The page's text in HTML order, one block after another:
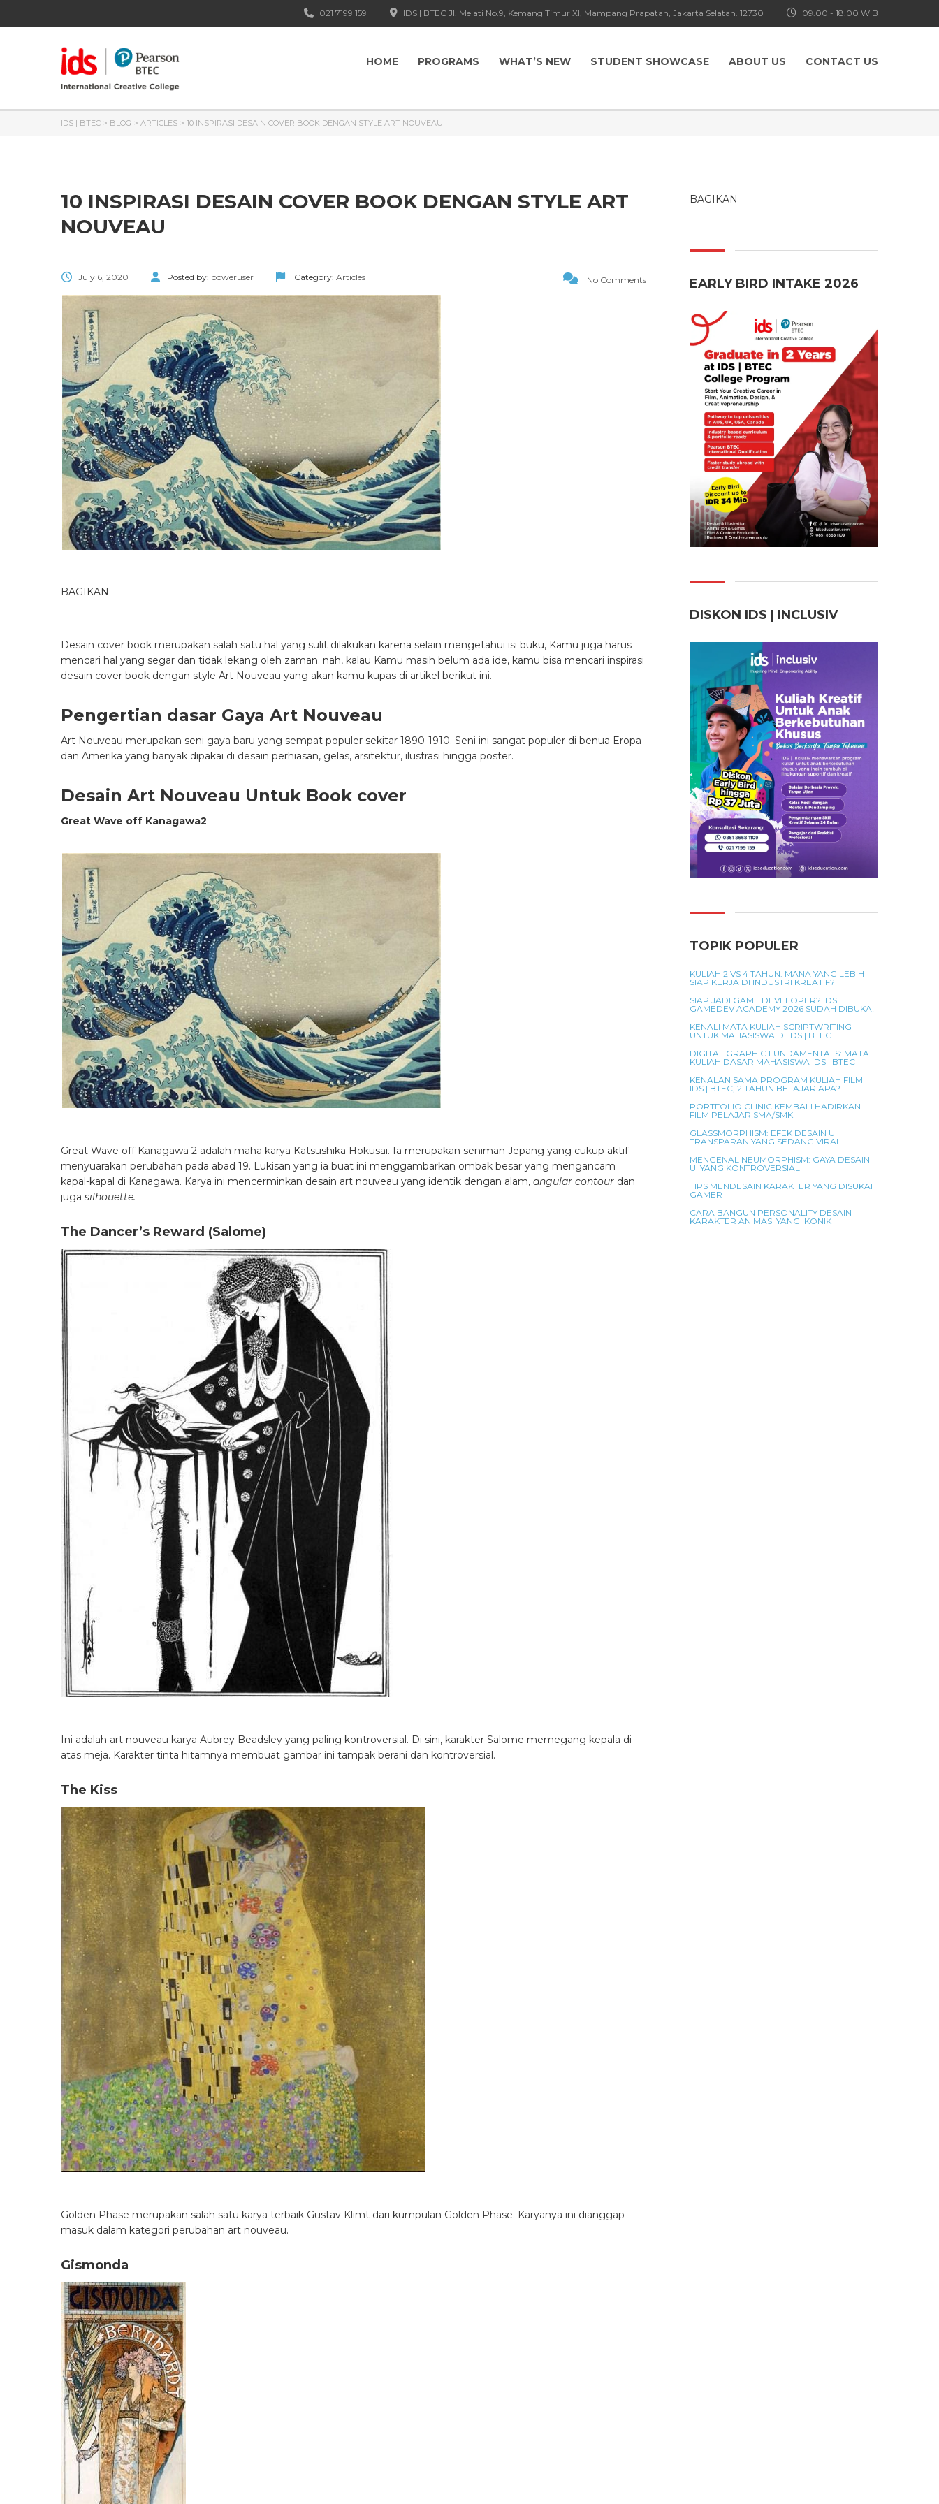
09.00 - 18.00 WIB
IDS | BTEC Jl. Melati No.9, Kemang Timur XI, Mampang Prapatan, Jakarta Selatan. 12730
021 7199 159
HOME PROGRAMS WHAT’S NEW STUDENT SHOWCASE ABOUT US CONTACT US
IDS | BTEC > BLOG > ARTICLES > 10 INSPIRASI DESAIN COVER BOOK DENGAN STYLE ART NOUVEAU
10 INSPIRASI DESAIN COVER BOOK DENGAN STYLE ART
NOUVEAU
July 6, 2020 Posted by: poweruser Category: Articles No Comments
BAGIKAN
Desain cover book merupakan salah satu hal yang sulit dilakukan karena selain mengetahui isi buku, Kamu juga harus
mencari hal yang segar dan tidak lekang oleh zaman. nah, kalau Kamu masih belum ada ide, kamu bisa mencari inspirasi
desain cover book dengan style Art Nouveau yang akan kamu kupas di artikel berikut ini.
Pengertian dasar Gaya Art Nouveau
Art Nouveau merupakan seni gaya baru yang sempat populer sekitar 1890-1910. Seni ini sangat populer di benua Eropa
dan Amerika yang banyak dipakai di desain perhiasan, gelas, arsitektur, ilustrasi hingga poster.
Desain Art Nouveau Untuk Book cover
Great Wave off Kanagawa2
Great Wave off Kanagawa 2 adalah maha karya Katsushika Hokusai. Ia merupakan seniman Jepang yang cukup aktif
menyuarakan perubahan pada abad 19. Lukisan yang ia buat ini menggambarkan ombak besar yang mengancam
kapal-kapal di Kanagawa. Karya ini mencerminkan desain art nouveau yang identik dengan alam, angular contour dan
juga silhouette.
The Dancer’s Reward (Salome)
Ini adalah art nouveau karya Aubrey Beadsley yang paling kontroversial. Di sini, karakter Salome memegang kepala di
atas meja. Karakter tinta hitamnya membuat gambar ini tampak berani dan kontroversial.
The Kiss
Golden Phase merupakan salah satu karya terbaik Gustav Klimt dari kumpulan Golden Phase. Karyanya ini dianggap
masuk dalam kategori perubahan art nouveau.
Gismonda
BAGIKAN
EARLY BIRD INTAKE 2026
DISKON IDS | INCLUSIV
TOPIK POPULER
KULIAH 2 VS 4 TAHUN: MANA YANG LEBIH
SIAP KERJA DI INDUSTRI KREATIF?
SIAP JADI GAME DEVELOPER? IDS
GAMEDEV ACADEMY 2026 SUDAH DIBUKA!
KENALI MATA KULIAH SCRIPTWRITING
UNTUK MAHASISWA DI IDS | BTEC
DIGITAL GRAPHIC FUNDAMENTALS: MATA
KULIAH DASAR MAHASISWA IDS | BTEC
KENALAN SAMA PROGRAM KULIAH FILM
IDS | BTEC, 2 TAHUN BELAJAR APA?
PORTFOLIO CLINIC KEMBALI HADIRKAN
FILM PELAJAR SMA/SMK
GLASSMORPHISM: EFEK DESAIN UI
TRANSPARAN YANG SEDANG VIRAL
MENGENAL NEUMORPHISM: GAYA DESAIN
UI YANG KONTROVERSIAL
TIPS MENDESAIN KARAKTER YANG DISUKAI
GAMER
CARA BANGUN PERSONALITY DESAIN
KARAKTER ANIMASI YANG IKONIK